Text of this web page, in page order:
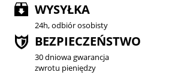
WYSYŁKA
24h, odbiór osobisty
BEZPIECZEŃSTWO
30 dniowa gwarancja
zwrotu pieniędzy